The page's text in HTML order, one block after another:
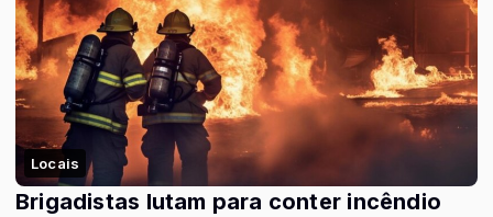
Locais
Brigadistas lutam para conter incêndio